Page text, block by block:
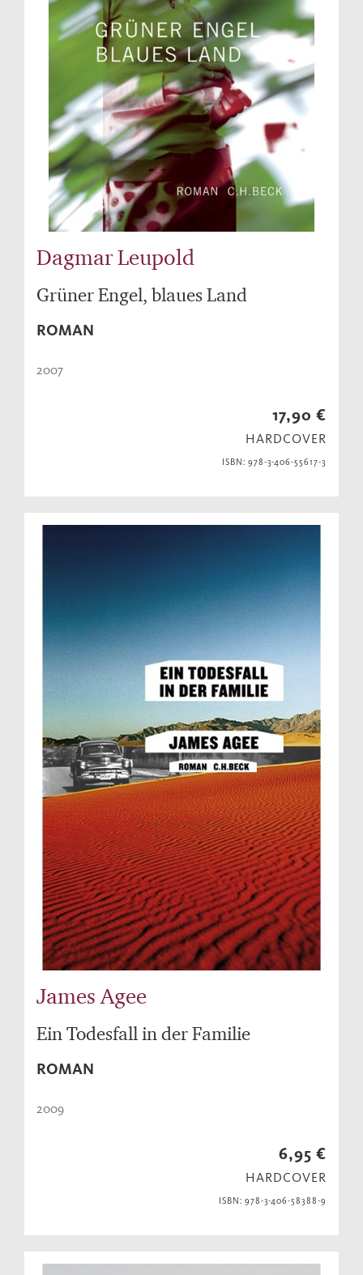
Dagmar Leupold
Grüner Engel, blaues Land
ROMAN
2007
17,90 €
HARDCOVER
ISBN: 978-3-406-55617-3
James Agee
Ein Todesfall in der Familie
ROMAN
2009
6,95 €
HARDCOVER
ISBN: 978-3-406-58388-9